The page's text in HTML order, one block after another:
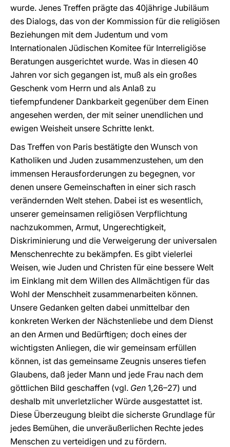
wurde. Jenes Treffen prägte das 40jährige Jubiläum
des Dialogs, das von der Kommission für die religiösen
Beziehungen mit dem Judentum und vom
Internationalen Jüdischen Komitee für Interreligiöse
Beratungen ausgerichtet wurde. Was in diesen 40
Jahren vor sich gegangen ist, muß als ein großes
Geschenk vom Herrn und als Anlaß zu
tiefempfundener Dankbarkeit gegenüber dem Einen
angesehen werden, der mit seiner unendlichen und
ewigen Weisheit unsere Schritte lenkt.
Das Treffen von Paris bestätigte den Wunsch von
Katholiken und Juden zusammenzustehen, um den
immensen Herausforderungen zu begegnen, vor
denen unsere Gemeinschaften in einer sich rasch
verändernden Welt stehen. Dabei ist es wesentlich,
unserer gemeinsamen religiösen Verpflichtung
nachzukommen, Armut, Ungerechtigkeit,
Diskriminierung und die Verweigerung der universalen
Menschenrechte zu bekämpfen. Es gibt vielerlei
Weisen, wie Juden und Christen für eine bessere Welt
im Einklang mit dem Willen des Allmächtigen für das
Wohl der Menschheit zusammenarbeiten können.
Unsere Gedanken gelten dabei unmittelbar den
konkreten Werken der Nächstenliebe und dem Dienst
an den Armen und Bedürftigen; doch eines der
wichtigsten Anliegen, die wir gemeinsam erfüllen
können, ist das gemeinsame Zeugnis unseres tiefen
Glaubens, daß jeder Mann und jede Frau nach dem
göttlichen Bild geschaffen (vgl. Gen 1,26–27) und
deshalb mit unverletzlicher Würde ausgestattet ist.
Diese Überzeugung bleibt die sicherste Grundlage für
jedes Bemühen, die unveräußerlichen Rechte jedes
Menschen zu verteidigen und zu fördern.